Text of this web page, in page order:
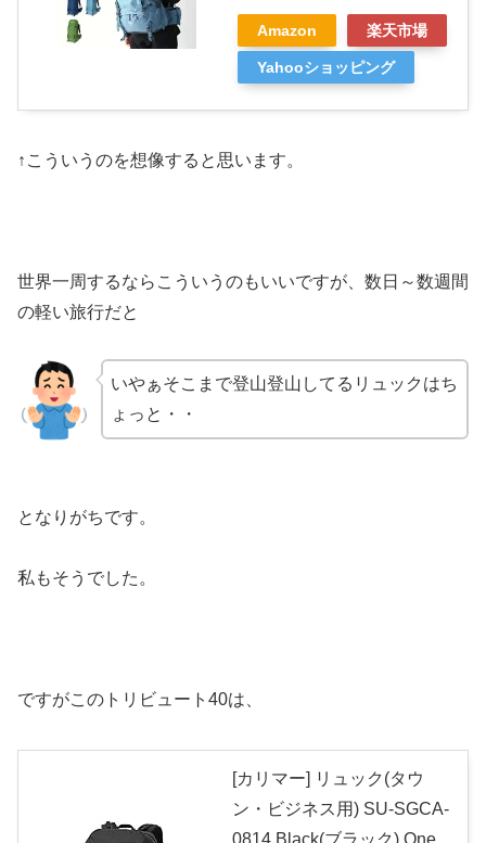
Amazon 楽天市場
Yahooショッピング
↑こういうのを想像すると思います。
世界一周するならこういうのもいいですが、数日～数週間
の軽い旅行だと
いやぁそこまで登山登山してるリュックはち
ょっと・・
となりがちです。
私もそうでした。
ですがこのトリビュート40は、
[カリマー] リュック(タウ
ン・ビジネス用) SU-SGCA-